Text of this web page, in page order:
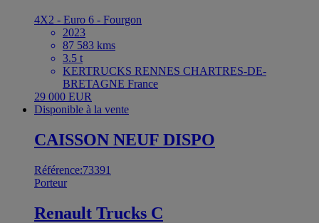
4X2 - Euro 6 - Fourgon
2023
87 583 kms
3.5 t
KERTRUCKS RENNES CHARTRES-DE-
BRETAGNE France
29 000 EUR
Disponible à la vente
CAISSON NEUF DISPO
Référence:73391
Porteur
Renault Trucks C